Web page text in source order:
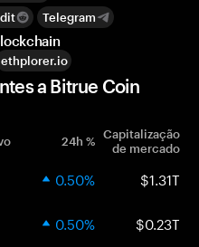
Telegram
ethplorer.io
a Bitrue Coin
24h % Capitalização
de mercado
0.50% $1.31T
0.50% $0.23T